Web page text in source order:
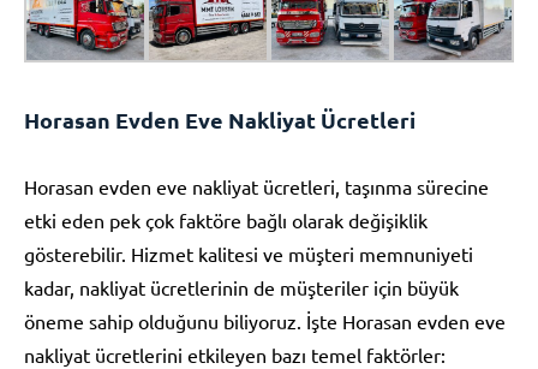
Horasan Evden Eve Nakliyat Ücretleri
Horasan evden eve nakliyat ücretleri, taşınma sürecine
etki eden pek çok faktöre bağlı olarak değişiklik
gösterebilir. Hizmet kalitesi ve müşteri memnuniyeti
kadar, nakliyat ücretlerinin de müşteriler için büyük
öneme sahip olduğunu biliyoruz. İşte Horasan evden eve
nakliyat ücretlerini etkileyen bazı temel faktörler: